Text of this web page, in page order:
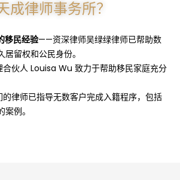
成律师事务所？
移民经验——资深律师吴绿绿律师已帮助数
留权和公民身份。
伙人 Louisa Wu 致力于帮助移民家庭充分
律师已指导无数客户完成入籍程序，包括
例。